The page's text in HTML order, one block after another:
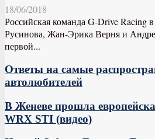
18/06/2018
Российская команда G-Drive Racing
Русинова, Жан-Эрика Верня и
первой...
Ответы на самые
автолюбителей
В Женеве прошла
WRX STI (видео)